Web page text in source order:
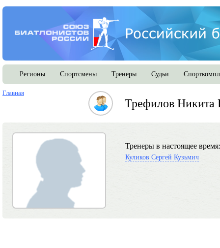
Регионы Спортсмены Тренеры Судьи
Главная
Трефилов Никита
Тренеры в настоящее время:
Куликов Сергей Кузьмич